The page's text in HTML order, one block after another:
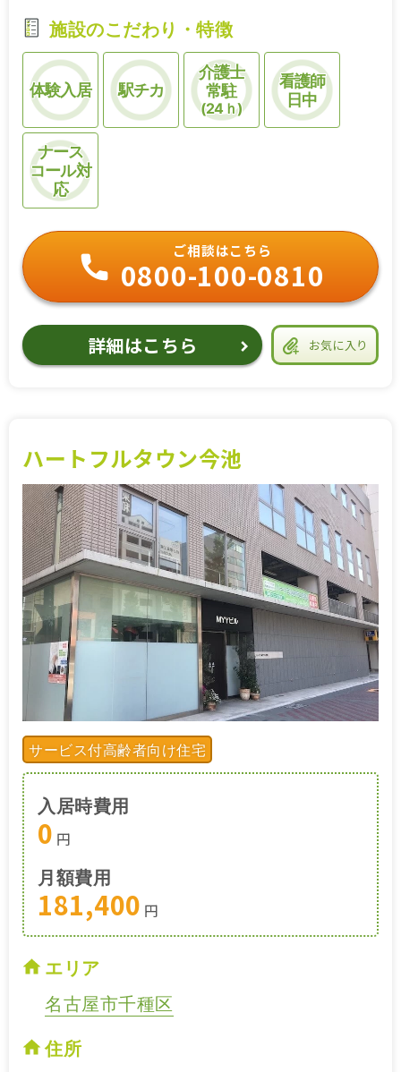
施設のこだわり・特徴
体験入居 駅チカ
介護士
常駐
(24ｈ)
看護師
日中
ナース
コール対
応
お気に入り
ご相談はこちら
0800-100-0810
詳細はこちら
ハートフルタウン今池
サービス付高齢者向け住宅
入居時費用
0 円
月額費用
181,400 円
エリア
名古屋市千種区
住所